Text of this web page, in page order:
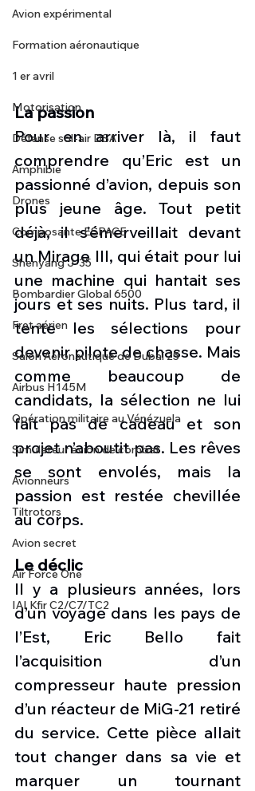
Avion expérimental
Formation aéronautique
1 er avril
Motorisation
Défense sol-air DSA
Amphibie
Drones
Composante ESPACE
Shenyang J-35
Bombardier Global 6500
Fret aérien
Salon Aéronautique de Dubaï 25
Airbus H145M
Opération militaire au Vénézuela
Simulateur avion de combat
Avionneurs
Tiltrotors
Avion secret
Air Force One
IAI Kfir C2/C7/TC2
La passion
Pour en arriver là, il faut
comprendre qu’Eric est un
passionné d’avion, depuis son
plus jeune âge. Tout petit
déjà, il s’émerveillait devant
un Mirage III, qui était pour lui
une machine qui hantait ses
jours et ses nuits. Plus tard, il
tente les sélections pour
devenir pilote de chasse. Mais
comme beaucoup de
candidats, la sélection ne lui
fait pas de cadeau et son
projet n’aboutit pas. Les rêves
se sont envolés, mais la
passion est restée chevillée
au corps.
Le déclic
Il y a plusieurs années, lors
d’un voyage dans les pays de
l’Est, Eric Bello fait
l’acquisition d’un
compresseur haute pression
d’un réacteur de MiG-21 retiré
du service. Cette pièce allait
tout changer dans sa vie et
marquer un tournant